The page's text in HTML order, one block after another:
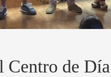
Centro de